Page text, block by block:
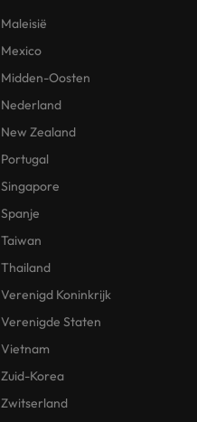
Maleisië
Mexico
Midden-Oosten
Nederland
New Zealand
Portugal
Singapore
Spanje
Taiwan
Thailand
Verenigd Koninkrijk
Verenigde Staten
Vietnam
Zuid-Korea
Zwitserland